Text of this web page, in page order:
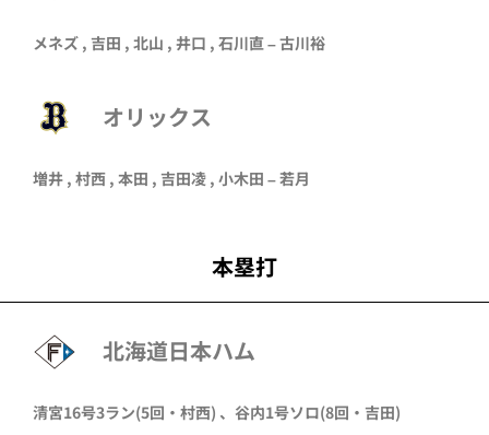
メネズ , 吉田 , 北山 , 井口 , 石川直 – 古川裕
オリックス
増井 , 村西 , 本田 , 吉田凌 , 小木田 –若月
本塁打
北海道日本ハム
清宮16号3ラン(5回・ 村西) 、 谷内1号ソロ(8回・ 吉田)